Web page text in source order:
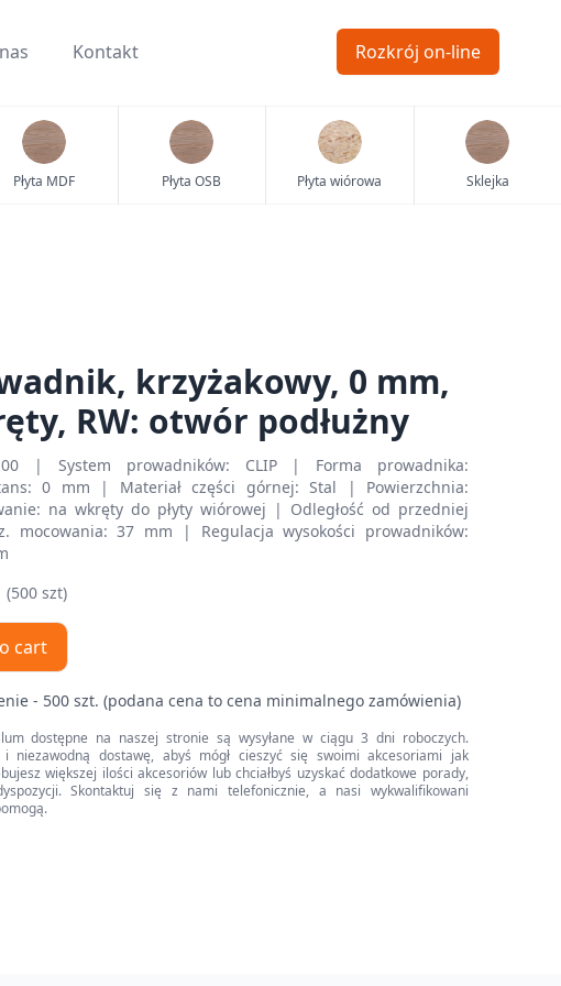
Kontakt Rozkrój on-line
Płyta MDF Płyta OSB Płyta wiórowa Sklejka
krzyżakowy, 0 mm,
RW: otwór podłużny
| System prowadników: CLIP | Forma prowadnika:
0 mm | Materiał części górnej: Stal | Powierzchnia:
na wkręty do płyty wiórowej | Odległość od przedniej
mocowania: 37 mm | Regulacja wysokości prowadników:
(500 szt)
cart
- 500 szt. (podana cena to cena minimalnego zamówienia)
dostępne na naszej stronie są wysyłane w ciągu 3 dni roboczych.
i niezawodną dostawę, abyś mógł cieszyć się swoimi akcesoriami jak
większej ilości akcesoriów lub chciałbyś uzyskać dodatkowe porady,
Skontaktuj się z nami telefonicznie, a nasi wykwalifikowani